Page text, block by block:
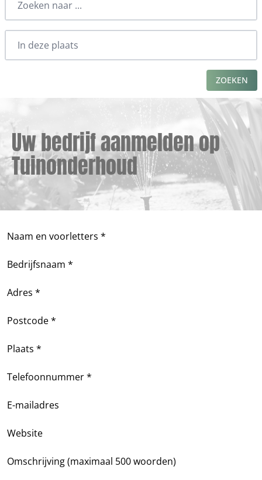
ZOEKEN
Uw bedrijf aanmelden op
Tuinonderhoud
Naam en voorletters *
Bedrijfsnaam *
Adres *
Postcode *
Plaats *
Telefoonnummer *
E-mailadres
Website
Omschrijving (maximaal 500 woorden)